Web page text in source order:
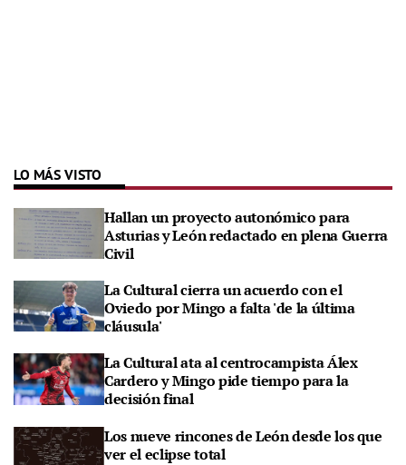
LO MÁS VISTO
Hallan un proyecto autonómico para
Asturias y León redactado en plena Guerra
Civil
La Cultural cierra un acuerdo con el
Oviedo por Mingo a falta 'de la última
cláusula'
La Cultural ata al centrocampista Álex
Cardero y Mingo pide tiempo para la
decisión final
Los nueve rincones de León desde los que
ver el eclipse total